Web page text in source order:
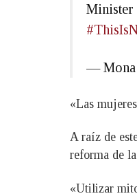
Minister
— Mona
«Las
A raíz de
reforma de
«Utilizar